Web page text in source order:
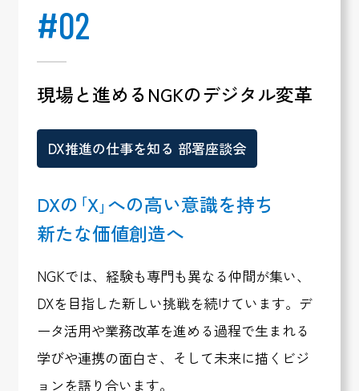
#02
現場と進めるNGKのデジタル変革
DX推進の仕事を知る 部署座談会
DXの｢X｣への高い意識を持ち
新たな価値創造へ
NGKでは、経験も専門も異なる仲間が集い、
DXを目指した新しい挑戦を続けています。デ
ータ活用や業務改革を進める過程で生まれる
学びや連携の面白さ、そして未来に描くビジ
ョンを語り合います。